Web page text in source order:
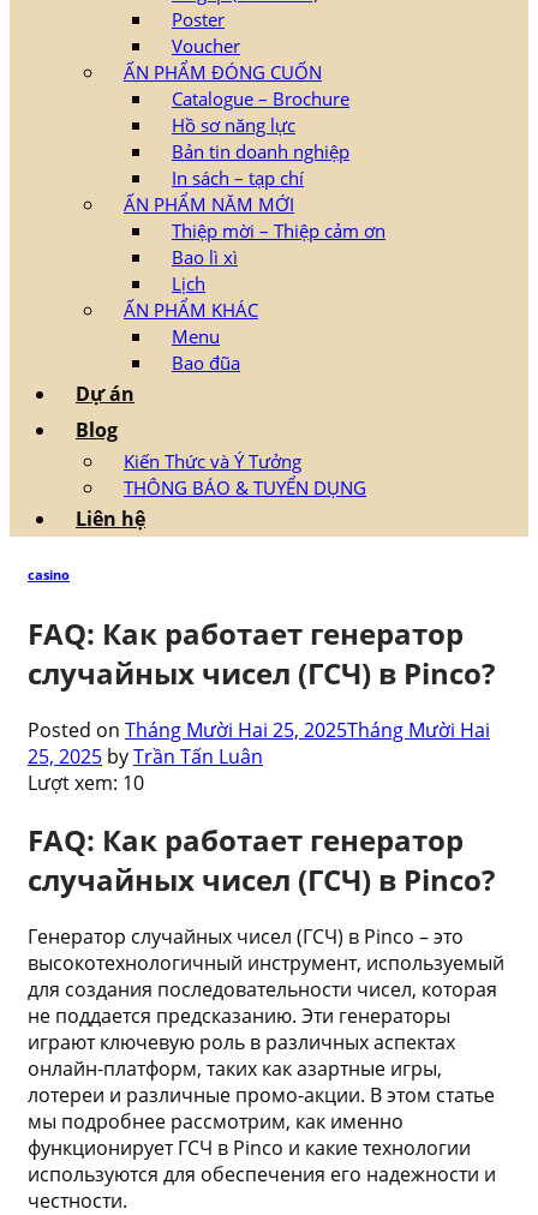
Poster
Voucher
ẤN PHẨM ĐÓNG CUỐN
Catalogue – Brochure
Hồ sơ năng lực
Bản tin doanh nghiệp
In sách – tạp chí
ẤN PHẨM NĂM MỚI
Thiệp mời – Thiệp cảm ơn
Bao lì xì
Lịch
ẤN PHẨM KHÁC
Menu
Bao đũa
Dự án
Blog
Kiến Thức và Ý Tưởng
THÔNG BÁO & TUYỂN DỤNG
Liên hệ
casino
FAQ: Как работает генератор
случайных чисел (ГСЧ) в Pinco?
Posted on Tháng Mười Hai 25, 2025Tháng Mười Hai
25, 2025 byTrần Tấn Luân
Lượt xem: 10
FAQ: Как работает генератор
случайных чисел (ГСЧ) в Pinco?
Генератор случайных чисел (ГСЧ) в Pinco – это
высокотехнологичный инструмент, используемый
для создания последовательности чисел, которая
не поддается предсказанию. Эти генераторы
играют ключевую роль в различных аспектах
онлайн-платформ, таких как азартные игры,
лотереи и различные промо-акции. В этом статье
мы подробнее рассмотрим, как именно
функционирует ГСЧ в Pinco и какие технологии
используются для обеспечения его надежности и
честности.